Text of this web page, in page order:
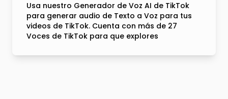
Usa nuestro Generador de Voz AI de TikTok
para generar audio de Texto a Voz para tus
videos de TikTok. Cuenta con más de 27
Voces de TikTok para que explores